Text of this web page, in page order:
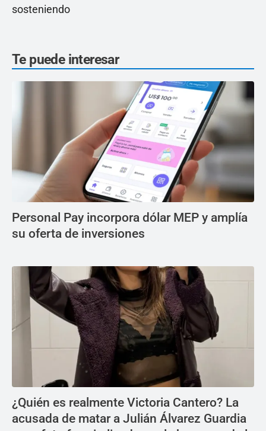
sosteniendo
Te puede interesar
Personal Pay incorpora dólar MEP y amplía
su oferta de inversiones
¿Quién es realmente Victoria Cantero? La
acusada de matar a Julián Álvarez Guardia